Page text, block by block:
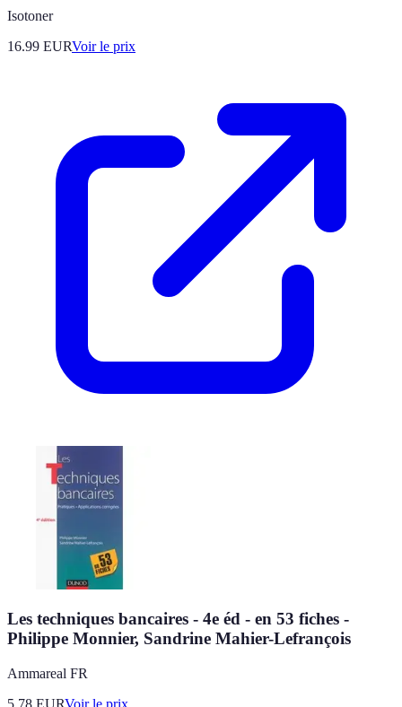
Isotoner
16.99 EURVoir le prix
Les techniques bancaires - 4e éd - en 53 fiches -
Philippe Monnier, Sandrine Mahier-Lefrançois
Ammareal FR